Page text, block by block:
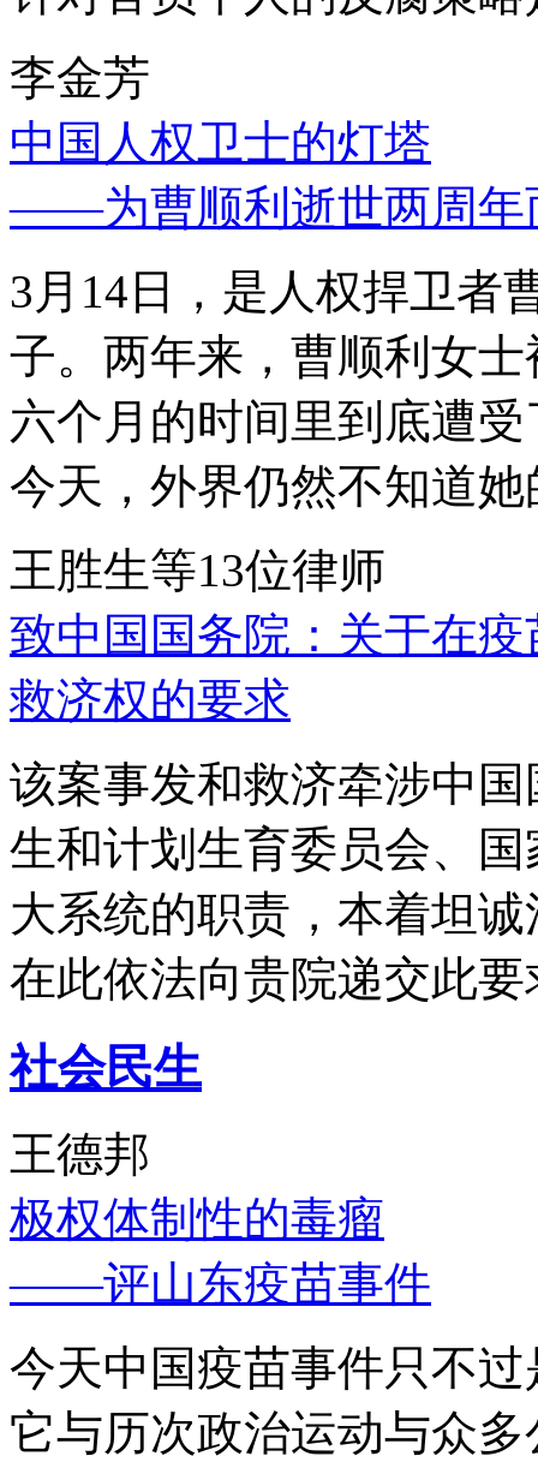
李金芳
中国人权卫士的灯塔
——为曹顺利逝世两周年
3月14日，是人权捍卫者
子。两年来，曹顺利女
六个月的时间里到底遭
今天，外界仍然不知道
王胜生等13位律师
致中国国务院：关于在
救济权的要求
该案事发和救济牵涉中
生和计划生育委员会、
大系统的职责，本着坦
在此依法向贵院递交此要
社会民生
王德邦
极权体制性的毒瘤
——评山东疫苗事件
今天中国疫苗事件只不
它与历次政治运动与众